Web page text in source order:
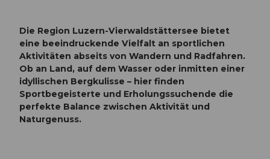
Die Region Luzern-Vierwaldstättersee bietet
eine beeindruckende Vielfalt an sportlichen
Aktivitäten abseits von Wandern und Radfahren.
Ob an Land, auf dem Wasser oder inmitten einer
idyllischen Bergkulisse – hier finden
Sportbegeisterte und Erholungssuchende die
perfekte Balance zwischen Aktivität und
Naturgenuss.